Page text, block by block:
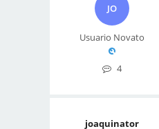
JO
Usuario Novato
4
joaquinator